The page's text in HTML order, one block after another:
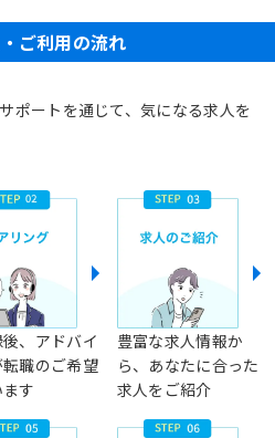
ご利用の流れ
ポートを通じて、気になる求人を
、アドバイ
職のご希望
す
豊富な求人情報か
ら、あなたに合った
求人をご紹介